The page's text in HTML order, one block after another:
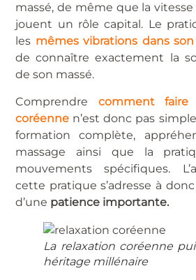
massé, de même que la
jouent un rôle capital. Le
les mêmes vibrations dans
de connaître exactement la
de son massé.
Comprendre comment
coréenne n’est donc pas
formation complète,
massage ainsi que la
mouvements spécifiques.
cette pratique s’adresse à
d’une patience importante.
La relaxation coréenne
héritage millénaire